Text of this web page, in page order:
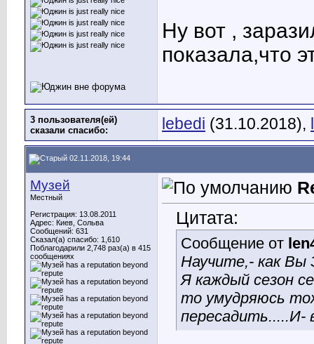
Ну вот ,
показала,что
3 пользователя(ей)
сказали cпасибо:
lebedi (31.10.2018),
02.11.2018, 19:44
Музей
Местный
Регистрация: 13.08.2011
Адрес: Киев, Сольва
Сообщений: 631
Сказал(а) спасибо: 1,610
Поблагодарили 2,748 раз(а) в 415
сообщениях
Цитата:
Сообщение от
Научите,- как Вы
Я каждый сезон
то умудряюсь
пересадить.....И-